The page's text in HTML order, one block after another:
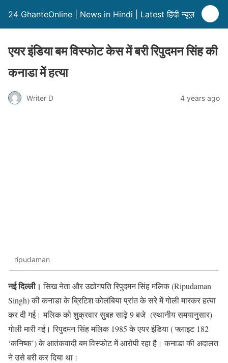
24 GhanteOnline | News in Hindi | Latest हिंदी न्यूज़
एयर इंडिया बम विस्फोट केस में बरी रिपुदमन सिंह की
कनाडा में हत्या
Writer D 4 years ago
ripudaman
नई दिल्ली। सिख नेता और उद्योगपति रिपुदमन सिंह मलिक (Ripudaman
Singh) की कनाडा के ब्रिटिश कोलंबिया प्रांत के सरे में गोली मारकर हत्या
कर दी गई। मलिक को शुक्रवार सुबह साढ़े 9 बजे (स्थानीय समयानुसार)
गोली मारी गई। रिपुदमन सिंह मलिक 1985 के एयर इंडिया ( फ्लाइट 182
‘कनिष्क’) के आतंकवादी बम विस्फोट में आरोपी रहा है। कनाडा की अदालत
ने उसे बरी कर दिया था।